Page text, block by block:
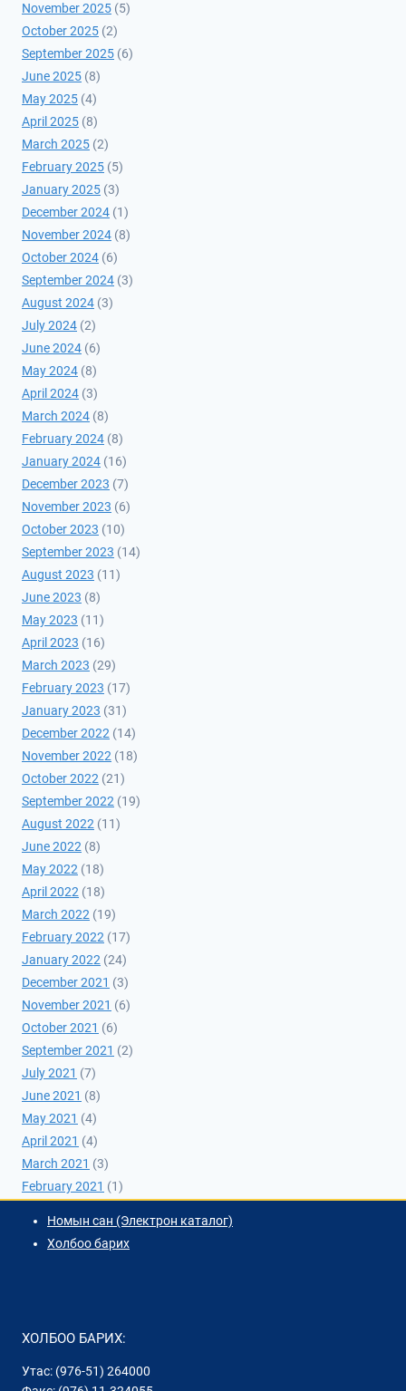
November 2025 (5)
October 2025 (2)
September 2025 (6)
June 2025 (8)
May 2025 (4)
April 2025 (8)
March 2025 (2)
February 2025 (5)
January 2025 (3)
December 2024 (1)
November 2024 (8)
October 2024 (6)
September 2024 (3)
August 2024 (3)
July 2024 (2)
June 2024 (6)
May 2024 (8)
April 2024 (3)
March 2024 (8)
February 2024 (8)
January 2024 (16)
December 2023 (7)
November 2023 (6)
October 2023 (10)
September 2023 (14)
August 2023 (11)
June 2023 (8)
May 2023 (11)
April 2023 (16)
March 2023 (29)
February 2023 (17)
January 2023 (31)
December 2022 (14)
November 2022 (18)
October 2022 (21)
September 2022 (19)
August 2022 (11)
June 2022 (8)
May 2022 (18)
April 2022 (18)
March 2022 (19)
February 2022 (17)
January 2022 (24)
December 2021 (3)
November 2021 (6)
October 2021 (6)
September 2021 (2)
July 2021 (7)
June 2021 (8)
May 2021 (4)
April 2021 (4)
March 2021 (3)
February 2021 (1)
Номын сан (Электрон каталог)
Холбоо барих
ХОЛБОО БАРИХ:
Утас: (976-51) 264000